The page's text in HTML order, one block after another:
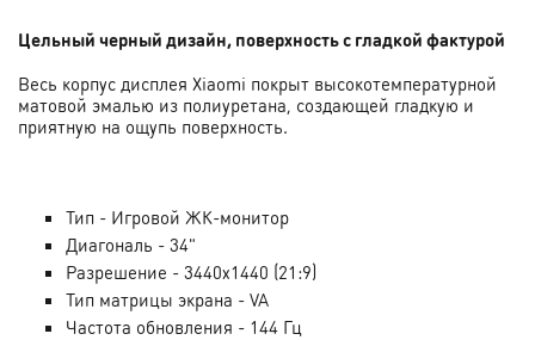
Цельный черный дизайн, поверхность с гладкой фактурой
Весь корпус дисплея Xiaomi покрыт высокотемпературной
матовой эмалью из полиуретана, создающей гладкую и
приятную на ощупь поверхность.
Тип - Игровой ЖК-монитор
Диагональ - 34"
Разрешение - 3440x1440 (21:9)
Тип матрицы экрана - VA
Частота обновления - 144 Гц